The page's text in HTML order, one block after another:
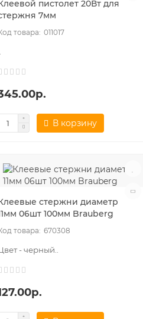
пистолет 20Вт для
7мм
011017
В корзину
стержни диаметр
06шт 100мм Brauberg
670308
- черный..